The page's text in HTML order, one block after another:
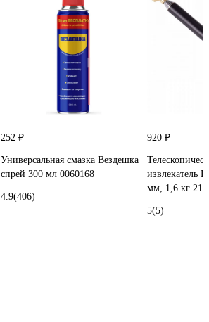
252 ₽
Универсальная смазка Вездешка
спрей 300 мл 0060168
4.9(406)
920 ₽
извлекатель
мм, 1,6 кг
5(5)